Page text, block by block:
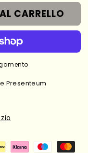
CARRELLO
Presenteum